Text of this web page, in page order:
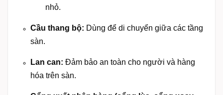
nhỏ.
Cầu thang bộ: Dùng để di chuyển giữa các tầng
sàn.
Lan can: Đảm bảo an toàn cho người và hàng
hóa trên sàn.